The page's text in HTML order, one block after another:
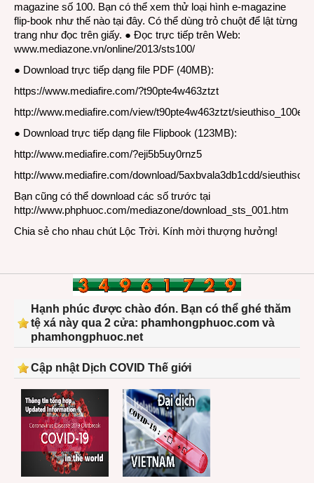
magazine số 100. Bạn có thể xem thử loại hình e-magazine
flip-book như thế nào tại đây. Có thể dùng trỏ chuột để lật từng
trang như đọc trên giấy. ● Đọc trực tiếp trên Web:
www.mediazone.vn/online/2013/sts100/
● Download trực tiếp dạng file PDF (40MB):
https://www.mediafire.com/?t90pte4w463ztzt
http://www.mediafire.com/view/t90pte4w463ztzt/
● Download trực tiếp dạng file Flipbook (123MB):
http://www.mediafire.com/?eji5b5uy0rnz5
http://www.mediafire.com/download/5axbvala3db1cdd/
Bạn cũng có thể download các số trước tại
http://www.phphuoc.com/mediazone/download_sts_001.htm
Chia sẻ cho nhau chút Lộc Trời. Kính mời thượng hưởng!
Hạnh phúc được chào đón. Bạn có thể ghé thăm
tệ xá này qua 2 cửa: phamhongphuoc.com và
phamhongphuoc.net
Cập nhật Dịch COVID Thế giới